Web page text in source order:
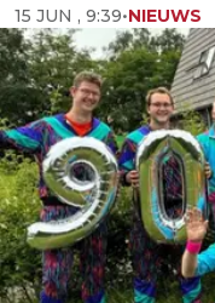
15 JUN , 9:39•NIEUWS